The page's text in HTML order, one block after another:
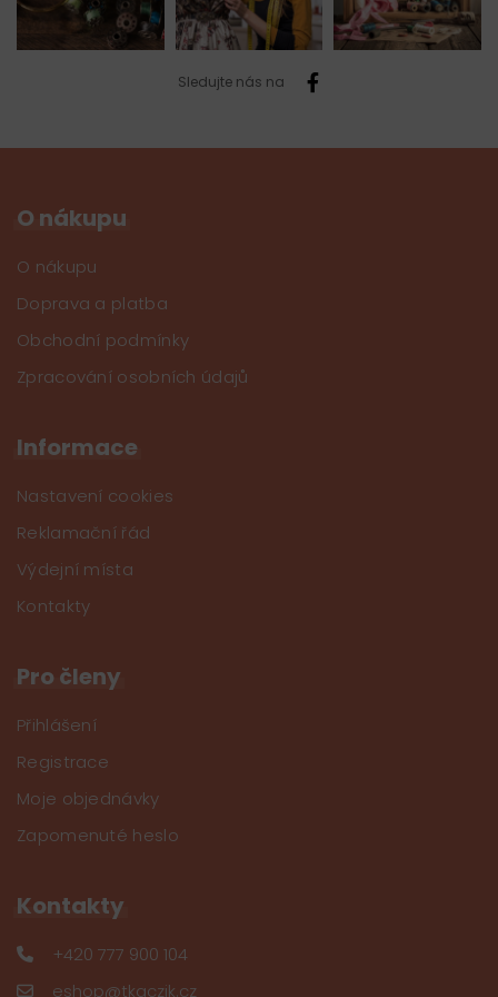
Sledujte nás na
O nákupu
O nákupu
Doprava a platba
Obchodní podmínky
Zpracování osobních údajů
Informace
Nastavení cookies
Reklamační řád
Výdejní místa
Kontakty
Pro členy
Přihlášení
Registrace
Moje objednávky
Zapomenuté heslo
Kontakty
+420 777 900 104
eshop@tkaczik.cz